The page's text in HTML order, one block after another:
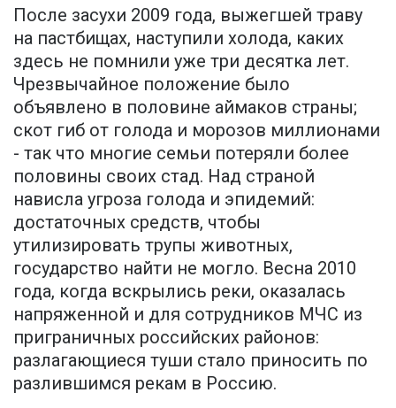
После засухи 2009 года, выжегшей траву
на пастбищах, наступили холода, каких
здесь не помнили уже три десятка лет.
Чрезвычайное положение было
объявлено в половине аймаков страны;
скот гиб от голода и морозов миллионами
- так что многие семьи потеряли более
половины своих стад. Над страной
нависла угроза голода и эпидемий:
достаточных средств, чтобы
утилизировать трупы животных,
государство найти не могло. Весна 2010
года, когда вскрылись реки, оказалась
напряженной и для сотрудников МЧС из
приграничных российских районов:
разлагающиеся туши стало приносить по
разлившимся рекам в Россию.